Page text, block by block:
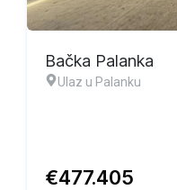
Ekskluzivna ponuda
Bačka Palanka
Ulaz u Palanku
€477.405